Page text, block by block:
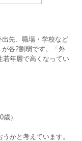
先、職場・学校など
各2割弱です。「外
若年層で高くなってい
）
かと考えています。